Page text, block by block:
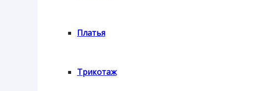
Платья
Трикотаж